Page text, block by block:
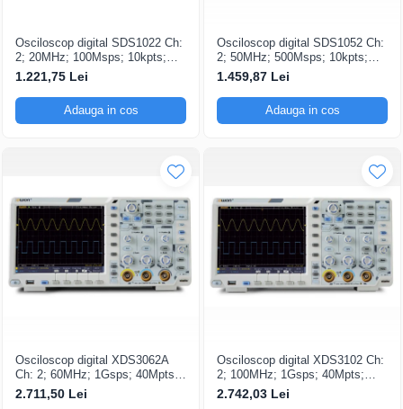
Osciloscop digital SDS1022 Ch:
2; 20MHz; 100Msps; 10kpts;
LCD 7"S; 15W care dispune de
Triggering avansat
1.221,75 Lei
Adauga in cos
Osciloscop digital SDS1052 Ch:
2; 50MHz; 500Msps; 10kpts;
LCD 7"S; ≤7ns avand
1.459,87 Lei
Adauga in cos
Osciloscop digital XDS3062A
Ch: 2; 60MHz; 1Gsps; 40Mpts;
LCD TFT 8"; XDS care ofera
Triggering avansat
2.711,50 Lei
Osciloscop digital XDS3102 Ch:
2; 100MHz; 1Gsps; 40Mpts;
LCD TFT 8"; XDS ce include
Triggering avansat
2.742,03 Lei